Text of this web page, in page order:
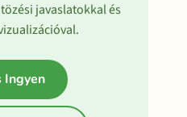
javaslatokkal és
Ingyen